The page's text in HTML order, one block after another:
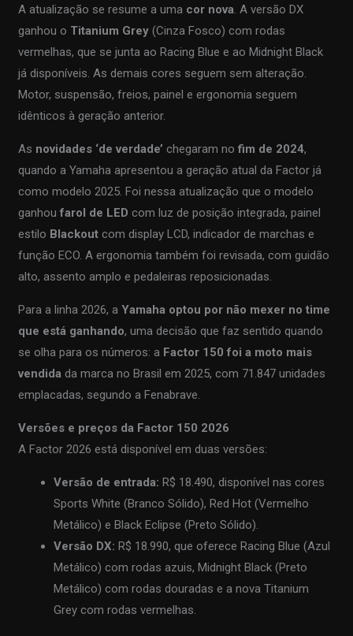
A atualização se resume a uma cor nova. A versão DX
ganhou o Titanium Grey (Cinza Fosco) com rodas
vermelhas, que se junta ao Racing Blue e ao Midnight Black
já disponíveis. As demais cores seguem sem alteração.
Motor, suspensão, freios, painel e ergonomia seguem
idênticos à geração anterior.
As novidades ‘de verdade’ chegaram nofim de 2024,
quando a Yamaha apresentou a geração atual da Factor já
como modelo 2025. Foi nessa atualização que o modelo
ganhoufarol de LED com luz de posição integrada, painel
estilo Blackout com display LCD, indicador de marchas e
função ECO. A ergonomia também foi revisada, com guidão
alto, assento amplo e pedaleiras reposicionadas.
Para a linha 2026, aYamaha optou por não mexer no time
que está ganhando, uma decisão que faz sentido quando
se olha para os números: a Factor 150 foi a moto mais
vendida da marca no Brasil em 2025, com 71.847 unidades
emplacadas, segundo a Fenabrave.
Versões e preços da Factor 150 2026
A Factor 2026 está disponível em duas versões:
Versão de entrada: R$ 18.490, disponível nas cores
Sports White (Branco Sólido), Red Hot (Vermelho
Metálico) e Black Eclipse (Preto Sólido).
Versão DX: R$ 18.990, que oferece Racing Blue (Azul
Metálico) com rodas azuis, Midnight Black (Preto
Metálico) com rodas douradas e a nova Titanium
Grey com rodas vermelhas.